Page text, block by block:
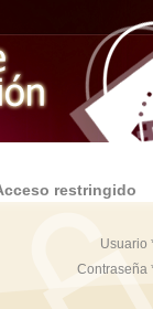
restringido
Usuario
Contraseña